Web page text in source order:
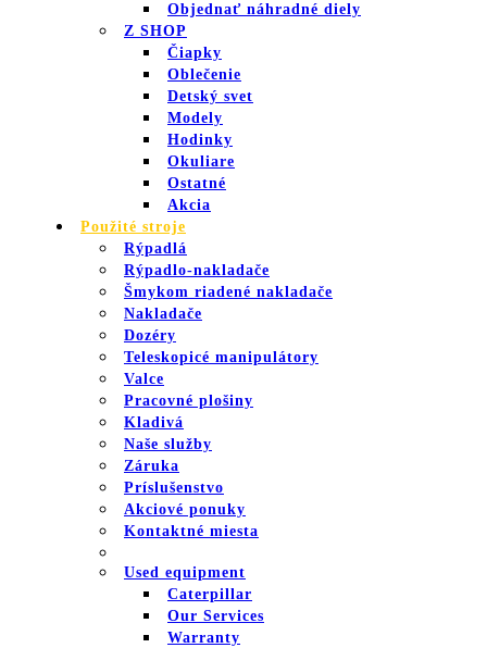
Objednať náhradné diely
Z SHOP
Čiapky
Oblečenie
Detský svet
Modely
Hodinky
Okuliare
Ostatné
Akcia
Použité stroje
Rýpadlá
Rýpadlo-nakladače
Šmykom riadené nakladače
Nakladače
Dozéry
Teleskopicé manipulátory
Valce
Pracovné plošiny
Kladivá
Naše služby
Záruka
Príslušenstvo
Akciové ponuky
Kontaktné miesta
Used equipment
Caterpillar
Our Services
Warranty